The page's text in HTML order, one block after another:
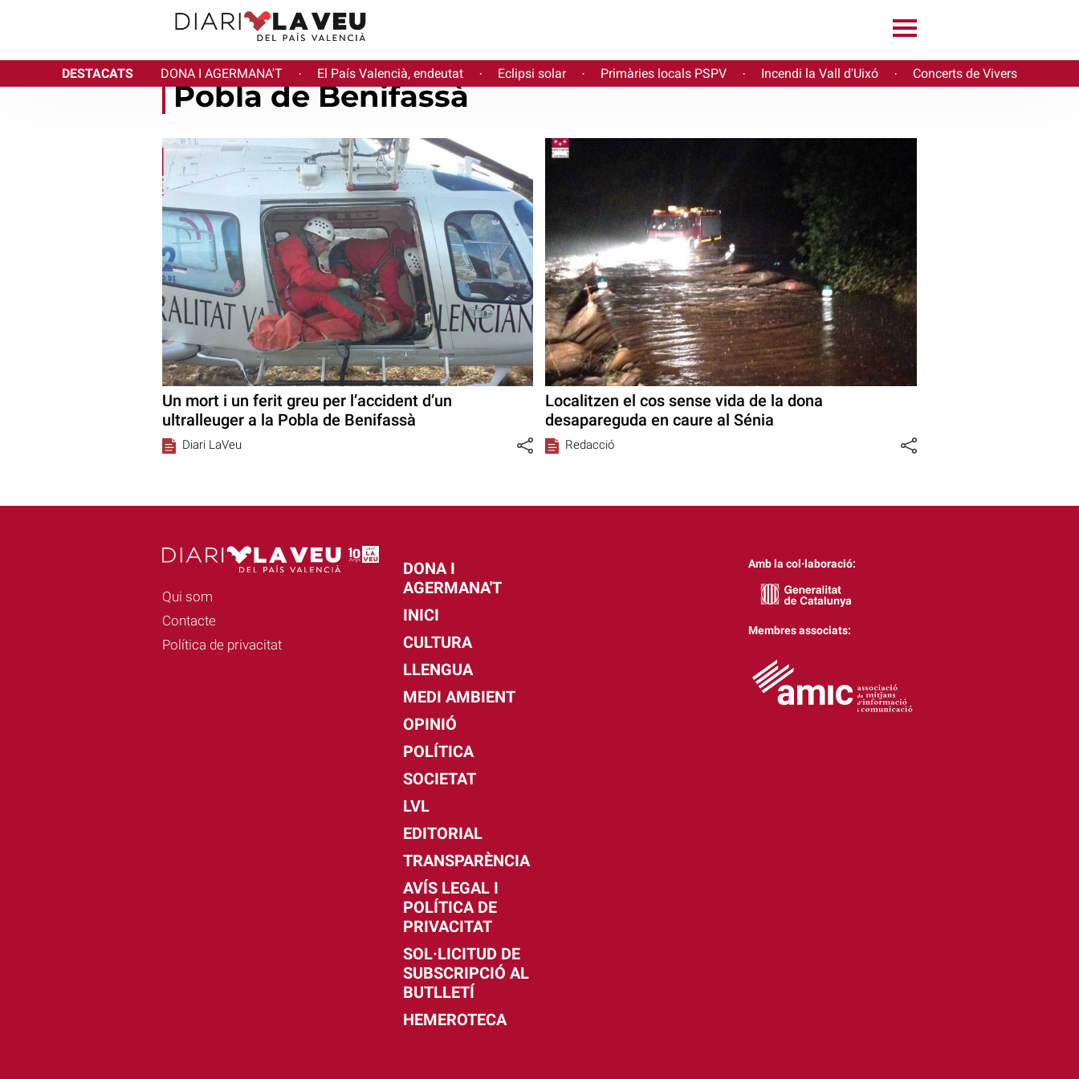
DESTACATS DONA I AGERMANA'T · El País Valencià, endeutat · Eclipsi solar · Primàries locals PSPV · Incendi la Vall d'Uixó · Concerts de Vivers
Pobla de Benifassà
Un mort i un ferit greu per l’accident d’un
ultralleuger a la Pobla de Benifassà
Diari LaVeu
Localitzen el cos sense vida de la dona
desapareguda en caure al Sénia
Redacció
Qui som
Contacte
Política de privacitat
DONA I
AGERMANA'T
INICI
CULTURA
LLENGUA
MEDI AMBIENT
OPINIÓ
POLÍTICA
SOCIETAT
LVL
EDITORIAL
TRANSPARÈNCIA
AVÍS LEGAL I
POLÍTICA DE
PRIVACITAT
SOL·LICITUD DE
SUBSCRIPCIÓ AL
BUTLLETÍ
HEMEROTECA
Amb la col·laboració:
Membres associats: